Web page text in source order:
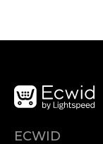
ECWID